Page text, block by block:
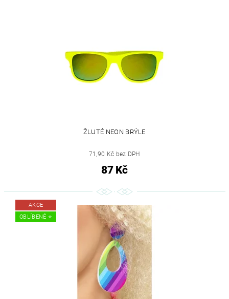
ŽLUTÉ NEON BRÝLE
71,90 Kč bez DPH
87 Kč
AKCE
OBLÍBENÉ ⭐️